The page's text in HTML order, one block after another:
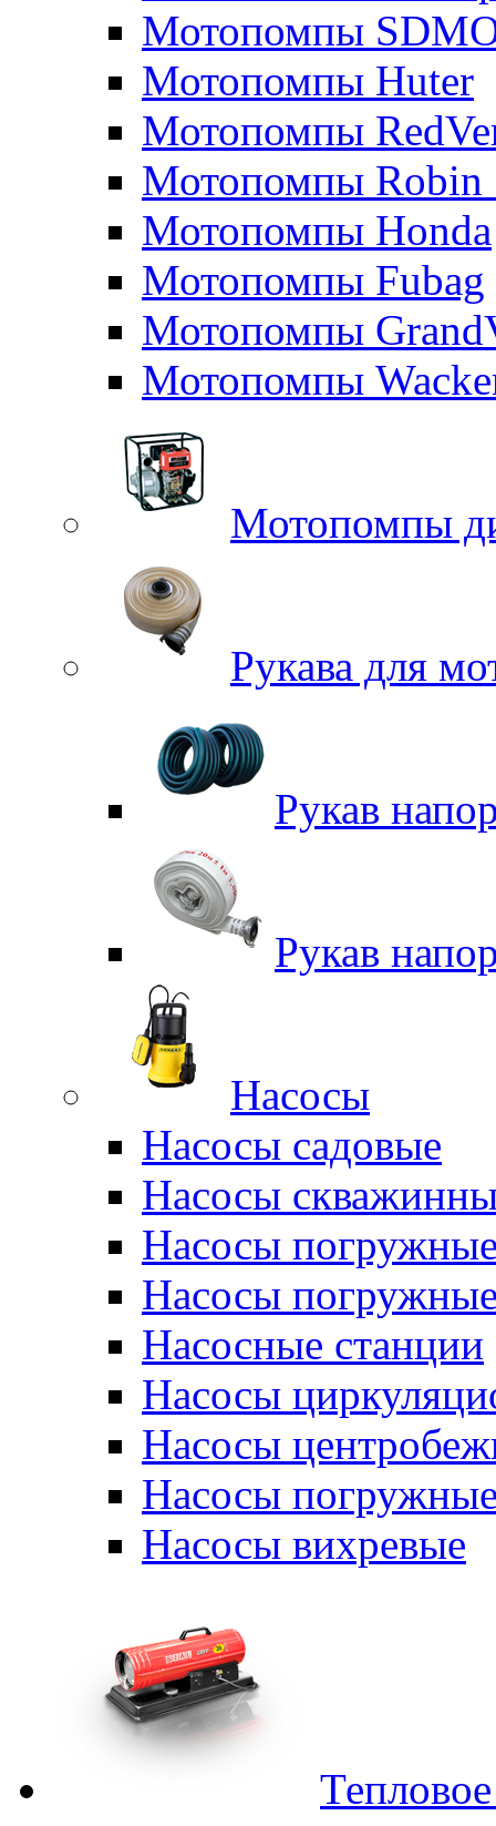
Мотопомпы
Мотопомпы Huter
Мотопомпы
Мотопомпы Robin
Мотопомпы Honda
Мотопомпы Fubag
Мотопомпы
Мотопомпы
Мотопомпы
Рукава для
Рукав
Рукав
Насосы
Насосы садовые
Насосы
Насосы
Насосы
Насосные станции
Насосы
Насосы
Насосы
Насосы вихревые